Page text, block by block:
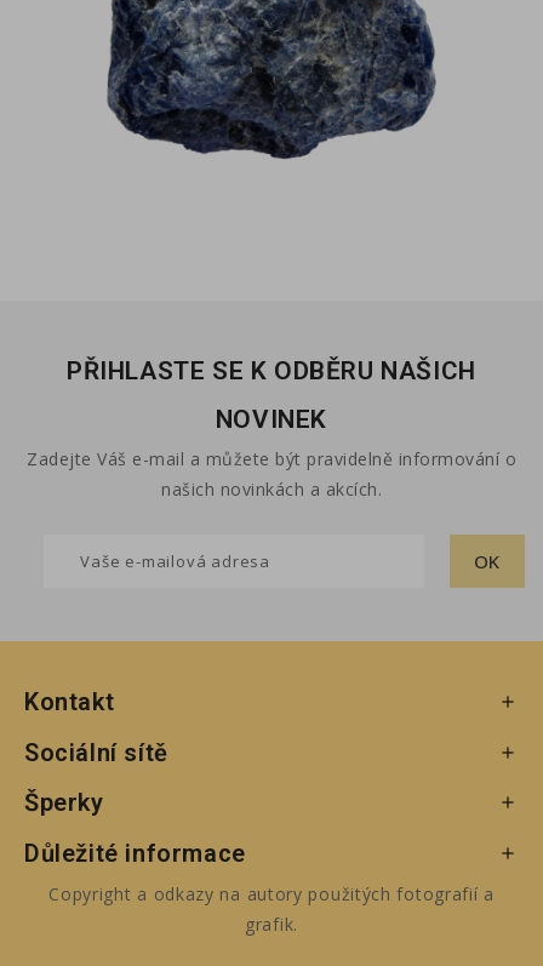
PŘIHLASTE SE K ODBĚRU NAŠICH
NOVINEK
Zadejte Váš e-mail a můžete být pravidelně informování o
našich novinkách a akcích.
Kontakt 
Sociální sítě 
Šperky 
Důležité informace 
Copyright a odkazy na autory použitých fotografií a
grafik.